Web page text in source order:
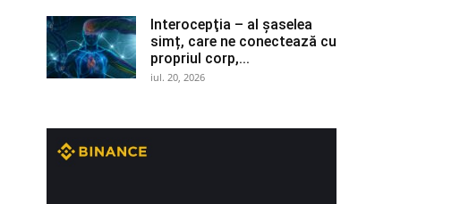
Interocepţia – al șaselea
simț, care ne conectează cu
propriul corp,...
iul. 20, 2026